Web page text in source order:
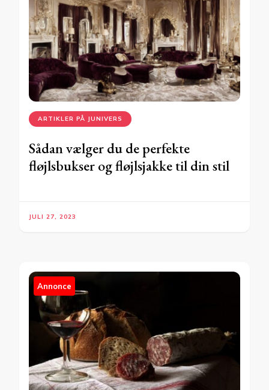
ARTIKLER PÅ JUNIVERS
Sådan vælger du de perfekte
fløjlsbukser og fløjlsjakke til din stil
JULI 27, 2023
Annonce